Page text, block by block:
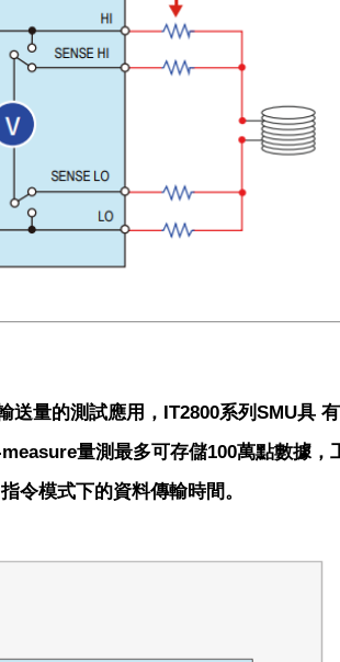
送量的測試應用，IT2800系列SMU具
量測最多可存儲100萬點數據
令模式下的資料傳輸時間。